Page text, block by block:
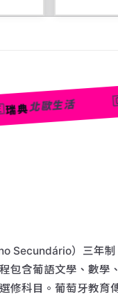
活 🇨🇦 加拿大
Secundário）三年
包含葡語文學、數學
修科目。葡萄牙教育